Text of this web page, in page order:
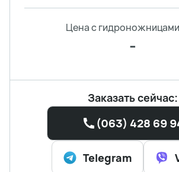
Цена с
-
Заказать сейчас:
(063) 428 69
Telegram